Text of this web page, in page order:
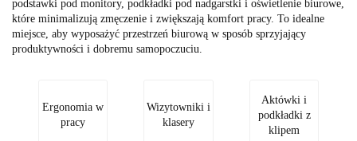
podstawki pod monitory, podkładki pod nadgarstki i oświetlenie biurowe,
które minimalizują zmęczenie i zwiększają komfort pracy. To idealne
miejsce, aby wyposażyć przestrzeń biurową w sposób sprzyjający
produktywności i dobremu samopoczuciu.
Ergonomia w
pracy
Wizytowniki i
klasery
Aktówki i
podkładki z
klipem